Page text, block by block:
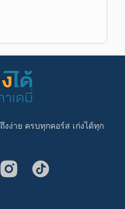
งง่าย ครบทุกคอร์ส เก่งได้ทุก